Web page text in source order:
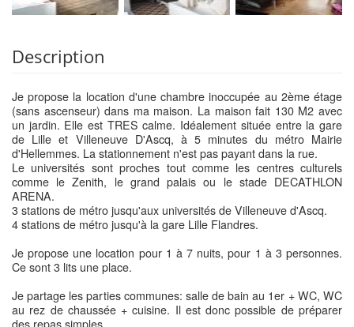
Description
Je propose la location d'une chambre inoccupée au 2ème étage
(sans ascenseur) dans ma maison. La maison fait 130 M2 avec
un jardin. Elle est TRES calme. Idéalement située entre la gare
de Lille et Villeneuve D'Ascq, à 5 minutes du métro Mairie
d'Hellemmes. La stationnement n'est pas payant dans la rue.
Le universités sont proches tout comme les centres culturels
comme le Zenith, le grand palais ou le stade DECATHLON
ARENA.
3 stations de métro jusqu'aux universités de Villeneuve d'Ascq.
4 stations de métro jusqu'à la gare Lille Flandres.
Je propose une location pour 1 à 7 nuits, pour 1 à 3 personnes.
Ce sont 3 lits une place.
Je partage les parties communes: salle de bain au 1er + WC, WC
au rez de chaussée + cuisine. Il est donc possible de préparer
des repas simples.